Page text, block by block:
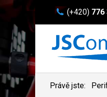
(+420) 776
Právě jste: